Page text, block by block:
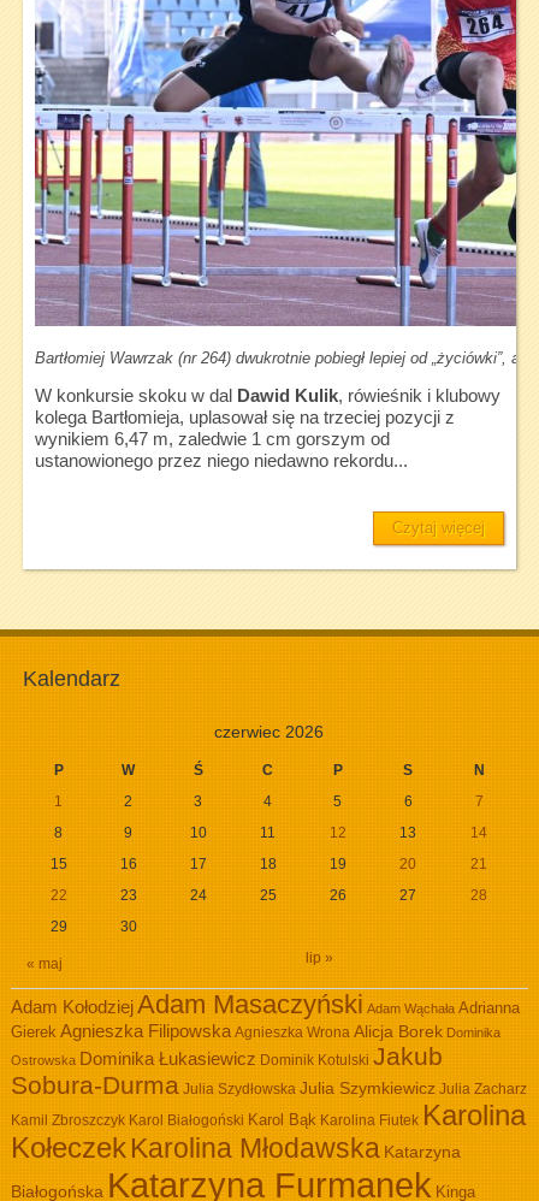
Bartłomiej Wawrzak (nr 264) dwukrotnie pobiegł lepiej od „życiówki”,
W konkursie skoku w dal Dawid Kulik, rówieśnik i klubowy
kolega Bartłomieja, uplasował się na trzeciej pozycji z
wynikiem 6,47 m, zaledwie 1 cm gorszym od
ustanowionego przez niego niedawno rekordu...
Czytaj więcej
Kalendarz
czerwiec 2026
P W Ś C P S N
« maj lip »
1 2 3 4 5 6
7
8
9 10 11 12 13
14
15
16 17 18 19 20
21
22
23 24 25 26 27
28
29
30
Adam KołodziejAdam Masaczyński Adam Wąchała Adrianna
Gierek Agnieszka Filipowska Agnieszka Wrona Alicja Borek Dominika
Ostrowska Dominika Łukasiewicz Dominik Kotulski Jakub
Sobura-Durma Julia Szydłowska Julia Szymkiewicz Julia Zacharz
Kamil Zbroszczyk Karol Białogoński Karol Bąk Karolina Fiutek Karolina
KołeczekKarolina Młodawska Katarzyna
Białogońska Katarzyna Furmanek Kinga